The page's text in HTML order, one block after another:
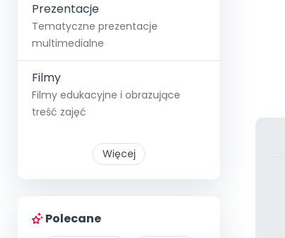
Prezentacje
Tematyczne prezentacje
multimedialne
Filmy
Filmy edukacyjne i obrazujące
treść zajęć
Więcej
Polecane